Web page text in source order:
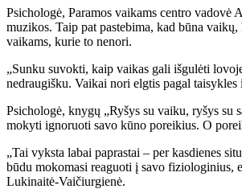
Psichologė, Paramos vaikams centro vadovė
muzikos. Taip pat pastebima, kad būna
vaikams, kurie to nenori.
„Sunku suvokti, kaip vaikas gali išgulėti
nedraugišku. Vaikai nori elgtis pagal
Psichologė, knygų „Ryšys su vaiku, ryšys
mokyti ignoruoti savo kūno poreikius. O
„Tai vyksta labai paprastai – per kasdienes
būdu mokomasi reaguoti į savo fiziologinius,
Lukinaitė-Vaičiurgienė.